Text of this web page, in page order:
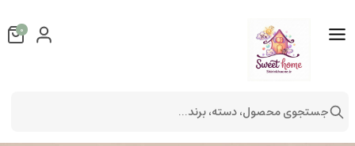
0
جستجوی محصول، دسته، برند...